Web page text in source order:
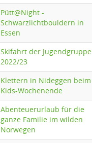
Pütt@Night -
Schwarzlichtbouldern in
Essen
Skifahrt der Jugendgruppe
2022/23
Klettern in Nideggen beim
Kids-Wochenende
Abenteuerurlaub für die
ganze Familie im wilden
Norwegen